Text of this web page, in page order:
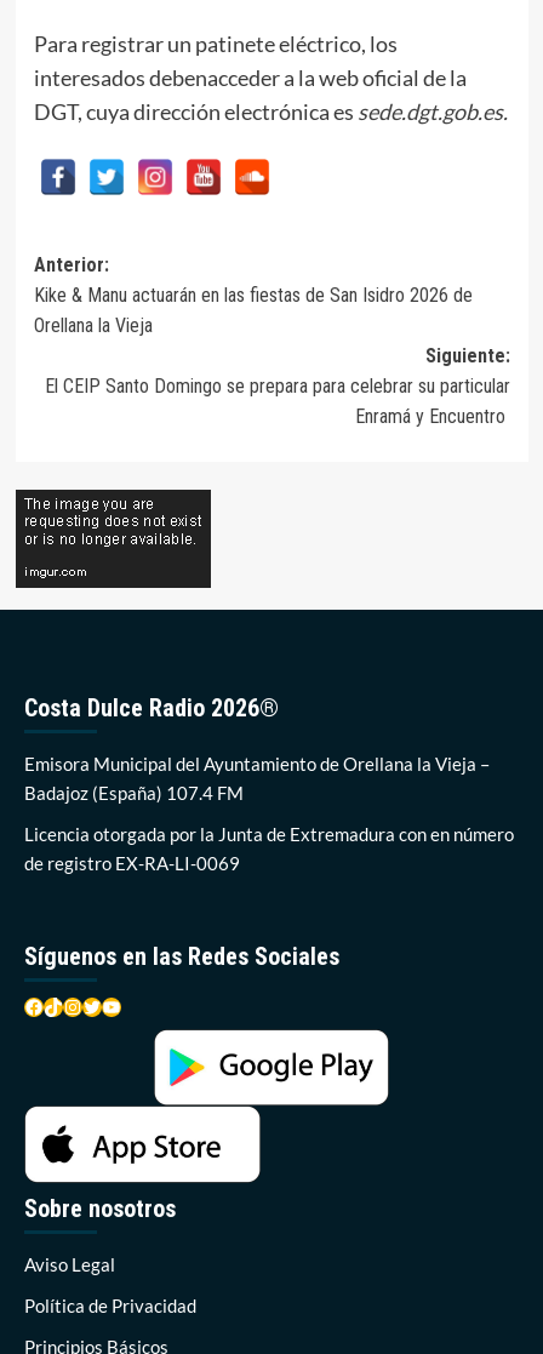
Para registrar un patinete eléctrico, los
interesados debenacceder a la web oficial de la
DGT, cuya dirección electrónica es sede.dgt.gob.es.
Navegación
de
entradas
Anterior:
Kike & Manu actuarán en las fiestas de San Isidro 2026 de
Orellana la Vieja
Siguiente:
El CEIP Santo Domingo se prepara para celebrar su particular
Enramá y Encuentro
Costa Dulce Radio 2026®
Emisora Municipal del Ayuntamiento de Orellana la Vieja –
Badajoz (España) 107.4 FM
Licencia otorgada por la Junta de Extremadura con en número
de registro EX-RA-LI-0069
Síguenos en las Redes Sociales
Facebook
TikTok
Instagram
Twitter
YouTube
Sobre nosotros
Aviso Legal
Política de Privacidad
Principios Básicos